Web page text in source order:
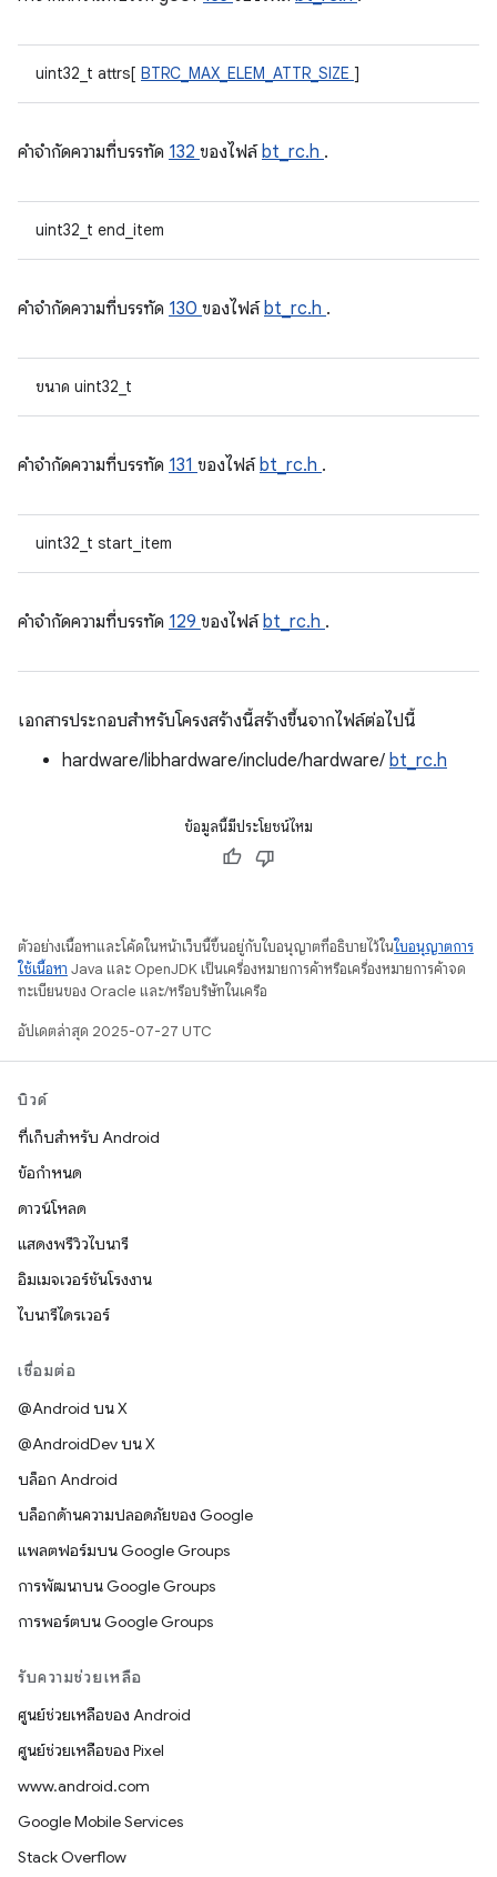
uint32_t attrs[ BTRC_MAX_ELEM_ATTR_SIZE ]
คําจํากัดความที่บรรทัด 132 ของไฟล์bt_rc.h .
uint32_t end_item
คําจํากัดความที่บรรทัด 130 ของไฟล์bt_rc.h .
ขนาด uint32_t
คําจํากัดความที่บรรทัด 131 ของไฟล์bt_rc.h .
uint32_t start_item
คําจํากัดความที่บรรทัด 129 ของไฟล์bt_rc.h .
เอกสารประกอบสำหรับโครงสร้างนี้สร้างขึ้นจากไฟล์ต่อไปนี้
hardware/libhardware/include/hardware/ bt_rc.h
ข้อมูลนี้มีประโยชน์ไหม
ตัวอย่างเนื้อหาและโค้ดในหน้าเว็บนี้ขึ้นอยู่กับใบอนุญาตที่อธิบายไว้ในใบอนุญาตการ
ใช้เนื้อหา Java และ OpenJDK เป็นเครื่องหมายการค้าหรือเครื่องหมายการค้าจด
ทะเบียนของ Oracle และ/หรือบริษัทในเครือ
อัปเดตล่าสุด 2025-07-27 UTC
บิวด์
ที่เก็บสำหรับ Android
ข้อกำหนด
ดาวน์โหลด
แสดงพรีวิวไบนารี
อิมเมจเวอร์ชันโรงงาน
ไบนารีไดรเวอร์
เชื่อมต่อ
@Android บน X
@AndroidDev บน X
บล็อก Android
บล็อกด้านความปลอดภัยของ Google
แพลตฟอร์มบน Google Groups
การพัฒนาบน Google Groups
การพอร์ตบน Google Groups
รับความช่วยเหลือ
ศูนย์ช่วยเหลือของ Android
ศูนย์ช่วยเหลือของ Pixel
www.android.com
Google Mobile Services
Stack Overflow